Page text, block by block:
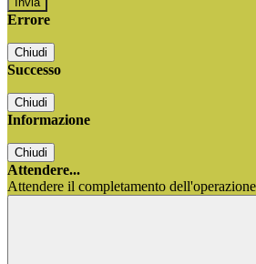
Errore
Chiudi
Successo
Chiudi
Informazione
Chiudi
Attendere...
Attendere il completamento